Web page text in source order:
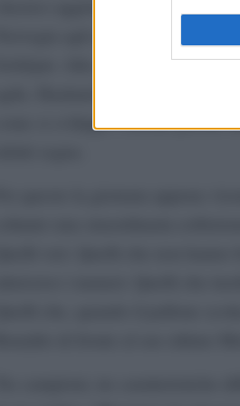
Norvegia agli anni d’oro che ha
Solskjær. Alto, possente,
agile, Haaland attrae ogni
come si sviluppi l’azione perché